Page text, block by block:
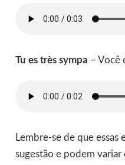
Tu es très sympa – Você
Lembre-se de que essas
sugestão e podem